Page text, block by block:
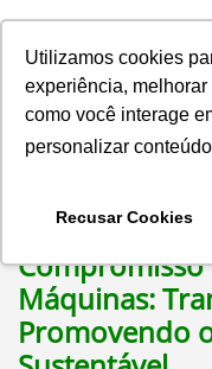
Utilizamos cookies
experiência,
como você interage
personalizar
Recusar Cookies
menu
Ciarama Máquinas
Compromisso
Máquinas:
Promovendo